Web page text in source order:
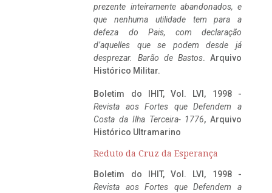
prezente inteiramente abandonados, e
que nenhuma utilidade tem para a
defeza do Pais, com declaração
d’aquelles que se podem desde já
desprezar. Barão de Bastos. Arquivo
Histórico Militar.
Boletim do IHIT, Vol. LVI, 1998 -
Revista aos Fortes que Defendem a
Costa da Ilha Terceira- 1776, Arquivo
Histórico Ultramarino
Reduto da Cruz da Esperança
Boletim do IHIT, Vol. LVI, 1998 -
Revista aos Fortes que Defendem a